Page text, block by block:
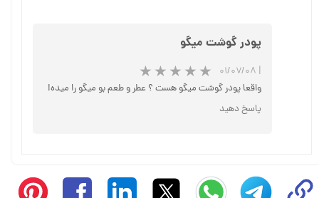
پودر گوشت میگو
| ۰۱/۰۷/۰۸
واقعا پودر گوشت میگو هست ؟ عطر و طعم بو میگو را میده!
پاسخ دهید